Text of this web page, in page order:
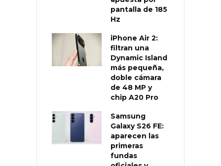
pantalla de 185
Hz
iPhone Air 2:
filtran una
Dynamic Island
más pequeña,
doble cámara
de 48 MP y
chip A20 Pro
Samsung
Galaxy S26 FE:
aparecen las
primeras
fundas